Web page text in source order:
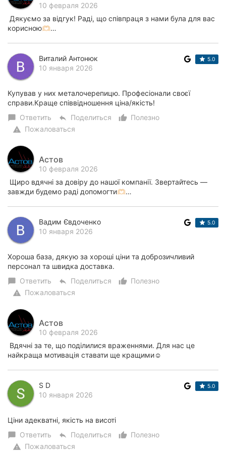
10 февраля 2026
Дякуємо за відгук! Раді, що співпраця з нами була для вас
корисною🫶🏻…
Виталий Антонюк
10 января 2026
5.0
Купував у них металочерепицю. Професіонали своєї
справи.Краще співвідношення ціна/якість!
chat_bubble Ответить reply Поделиться thumb_up_alt
Полезно
warning Пожаловаться
Астов
10 февраля 2026
Щиро вдячні за довіру до нашої компанії. Звертайтесь —
завжди будемо раді допомогти🫶🏻…
Вадим Євдоченко
10 января 2026
5.0
Хороша база, дякую за хороші ціни та доброзичливий
персонал та швидка доставка.
chat_bubble Ответить reply Поделиться thumb_up_alt
Полезно
warning Пожаловаться
Астов
10 февраля 2026
Вдячні за те, що поділилися враженнями. Для нас це
найкраща мотивація ставати ще кращими☺️
S D
10 января 2026
5.0
Ціни адекватні, якість на висоті
chat_bubble Ответить reply Поделиться thumb_up_alt
Полезно
warning Пожаловаться